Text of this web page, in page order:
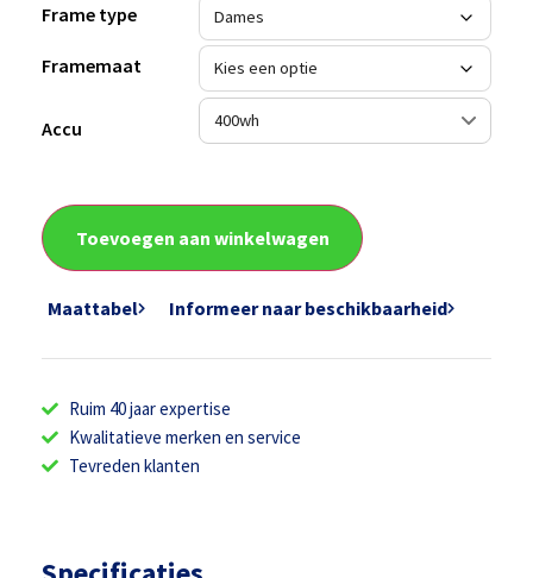
Frame type
Framemaat
Accu
Toevoegen aan winkelwagen
Maattabel Informeer naar beschikbaarheid
Ruim 40 jaar expertise
Kwalitatieve merken en service
Tevreden klanten